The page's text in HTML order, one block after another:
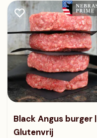
Black Angus burger |
Glutenvrij